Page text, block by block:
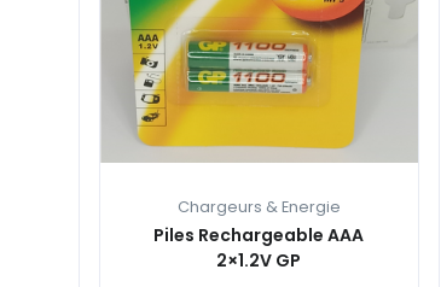
Chargeurs & Energie
Piles Rechargeable AAA
2×1.2V GP